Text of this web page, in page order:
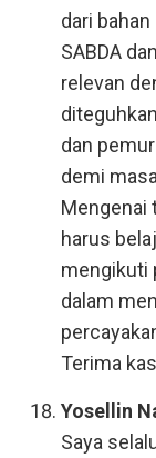
dari
SABDA
relevan
dan
demi
Mengenai
harus
mengikuti
dalam
Terima
Yosellin
Saya